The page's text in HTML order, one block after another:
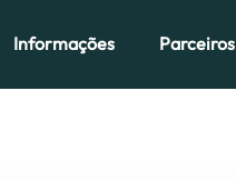
Informações Parceiros